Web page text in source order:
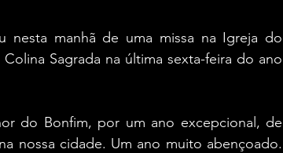
nesta manhã de uma missa na Igreja do
Sagrada na última sexta-feira do ano
do Bonfim, por um ano excepcional, de
nossa cidade. Um ano muito abençoado.